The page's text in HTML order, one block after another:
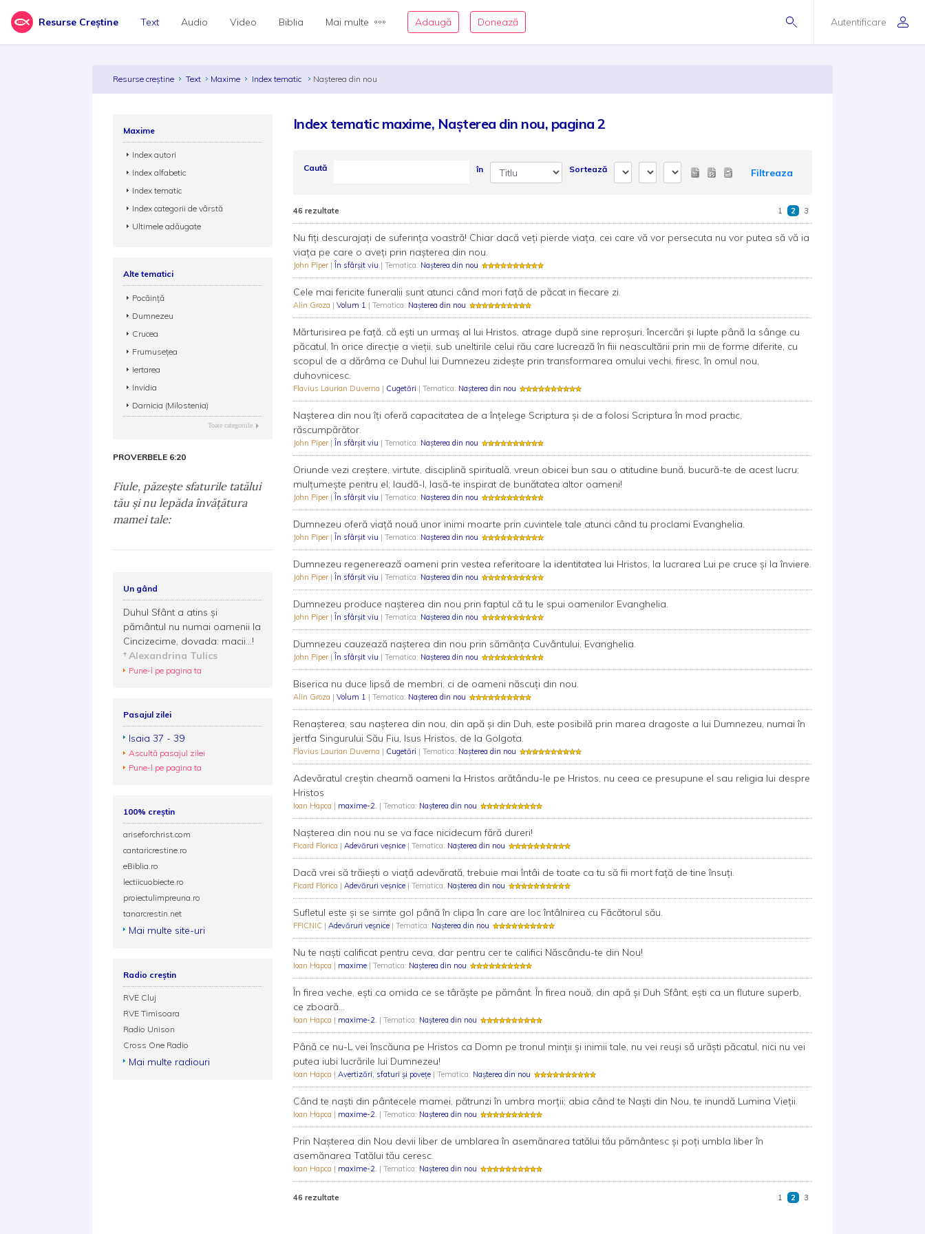
Resurse Creștine Autentificare
Text Audio Video Biblia Mai multe Adaugă Donează
Resurse creștine Text Maxime Index tematic Nașterea din nou
Index tematic maxime, Nașterea din nou, pagina 2
Caută în Sortează Filtreaza
46 rezultate 1 2 3
Nu fiţi descurajaţi de suferinţa voastră! Chiar dacă veţi pierde viaţa, cei care vă vor persecuta nu vor putea să vă ia
viaţa pe care o aveţi prin naşterea din nou.
John Piper | În sfârşit viu | Tematica: Nașterea din nou
Cele mai fericite funeralii sunt atunci când mori faţă de păcat in fiecare zi.
Alin Groza | Volum 1 | Tematica: Nașterea din nou
Mărturisirea pe faţă, că eşti un urmaş al lui Hristos, atrage după sine reproşuri, încercări şi lupte până la sânge cu
păcatul, în orice direcţie a vieţii, sub uneltirile celui rău care lucrează în fiii neascultării prin mii de forme diferite, cu
scopul de a dărâma ce Duhul lui Dumnezeu zideşte prin transformarea omului vechi, firesc, în omul nou,
duhovnicesc.
Flavius Laurian Duverna | Cugetări | Tematica: Nașterea din nou
Naşterea din nou îţi oferă capacitatea de a înţelege Scriptura şi de a folosi Scriptura în mod practic,
răscumpărător.
John Piper | În sfârşit viu | Tematica: Nașterea din nou
Oriunde vezi creştere, virtute, disciplină spirituală, vreun obicei bun sau o atitudine bună, bucură-te de acest lucru;
mulţumeşte pentru el; laudă-l, lasă-te inspirat de bunătatea altor oameni!
John Piper | În sfârşit viu | Tematica: Nașterea din nou
Dumnezeu oferă viaţă nouă unor inimi moarte prin cuvintele tale atunci când tu proclami Evanghelia.
John Piper | În sfârşit viu | Tematica: Nașterea din nou
Dumnezeu regenerează oameni prin vestea referitoare la identitatea lui Hristos, la lucrarea Lui pe cruce şi la înviere.
John Piper | În sfârşit viu | Tematica: Nașterea din nou
Dumnezeu produce naşterea din nou prin faptul că tu le spui oamenilor Evanghelia.
John Piper | În sfârşit viu | Tematica: Nașterea din nou
Dumnezeu cauzează naşterea din nou prin sămânţa Cuvântului, Evanghelia.
John Piper | În sfârşit viu | Tematica: Nașterea din nou
Biserica nu duce lipsă de membri, ci de oameni născuţi din nou.
Alin Groza | Volum 1 | Tematica: Nașterea din nou
Renaşterea, sau naşterea din nou, din apă şi din Duh, este posibilă prin marea dragoste a lui Dumnezeu, numai în
jertfa Singurului Său Fiu, Isus Hristos, de la Golgota.
Flavius Laurian Duverna | Cugetări | Tematica: Nașterea din nou
Adevăratul creștin cheamă oameni la Hristos arătându-le pe Hristos, nu ceea ce presupune el sau religia lui despre
Hristos
Ioan Hapca | maxime-2. | Tematica: Nașterea din nou
Naşterea din nou nu se va face nicidecum fără dureri!
Ficard Florica | Adevăruri veşnice | Tematica: Nașterea din nou
Dacă vrei să trăieşti o viaţă adevărată, trebuie mai întâi de toate ca tu să fii mort faţă de tine însuţi.
Ficard Florica | Adevăruri veşnice | Tematica: Nașterea din nou
Sufletul este şi se simte gol până în clipa în care are loc întâlnirea cu Făcătorul său.
FFICNIC | Adevăruri veşnice | Tematica: Nașterea din nou
Nu te naști calificat pentru ceva, dar pentru cer te califici Născându-te din Nou!
Ioan Hapca | maxime | Tematica: Nașterea din nou
În firea veche, ești ca omida ce se târăște pe pământ. În firea nouă, din apă și Duh Sfânt, ești ca un fluture superb,
ce zboară...
Ioan Hapca | maxime-2. | Tematica: Nașterea din nou
Până ce nu-L vei înscăuna pe Hristos ca Domn pe tronul minții și inimii tale, nu vei reuși să urăști păcatul, nici nu vei
putea iubi lucrările lui Dumnezeu!
Ioan Hapca | Avertizări, sfaturi și povețe | Tematica: Nașterea din nou
Când te naști din pântecele mamei, pătrunzi în umbra morții; abia când te Naști din Nou, te inundă Lumina Vieții.
Ioan Hapca | maxime-2. | Tematica: Nașterea din nou
Prin Nașterea din Nou devii liber de umblarea în asemănarea tatălui tău pământesc și poți umbla liber în
asemănarea Tatălui tău ceresc.
Ioan Hapca | maxime-2. | Tematica: Nașterea din nou
46 rezultate 1 2 3
Maxime
Index autori
Index alfabetic
Index tematic
Index categorii de vârstă
Ultimele adăugate
Alte tematici
Pocăință
Dumnezeu
Crucea
Frumusețea
Iertarea
Invidia
Darnicia (Milostenia)
Toate categoriile
PROVERBELE 6:20
Fiule, păzeşte sfaturile tatălui
tău şi nu lepăda învăţătura
mamei tale:
Un gând
Duhul Sfânt a atins și
pământul nu numai oamenii la
Cincizecime, dovada: macii...!
Alexandrina Tulics
Pune-l pe pagina ta
Pasajul zilei
Isaia 37 - 39
Ascultă pasajul zilei
Pune-l pe pagina ta
100% creștin
ariseforchrist.com
cantaricrestine.ro
eBiblia.ro
lectiicuobiecte.ro
proiectulimpreuna.ro
tanarcrestin.net
Mai multe site-uri
Radio creștin
RVE Cluj
RVE Timisoara
Radio Unison
Cross One Radio
Mai multe radiouri